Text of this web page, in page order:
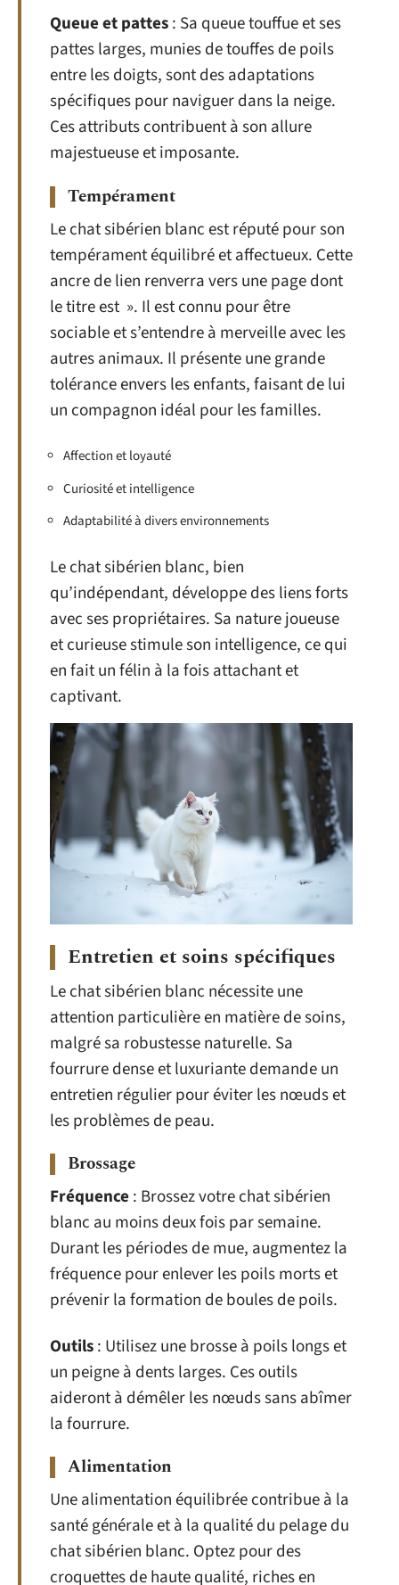
Queue et pattes: Sa queue touffue et ses
pattes larges, munies de touffes de poils
entre les doigts, sont des adaptations
spécifiques pour naviguer dans la neige.
Ces attributs contribuent à son allure
majestueuse et imposante.
Tempérament
Le chat sibérien blanc est réputé pour son
tempérament équilibré et affectueux. Cette
ancre de lien renverra vers une page dont
le titre est ». Il est connu pour être
sociable et s’entendre à merveille avec les
autres animaux. Il présente une grande
tolérance envers les enfants, faisant de lui
un compagnon idéal pour les familles.
Affection et loyauté
Curiosité et intelligence
Adaptabilité à divers environnements
Le chat sibérien blanc, bien
qu’indépendant, développe des liens forts
avec ses propriétaires. Sa nature joueuse
et curieuse stimule son intelligence, ce qui
en fait un félin à la fois attachant et
captivant.
Entretien et soins spécifiques
Le chat sibérien blanc nécessite une
attention particulière en matière de soins,
malgré sa robustesse naturelle. Sa
fourrure dense et luxuriante demande un
entretien régulier pour éviter les nœuds et
les problèmes de peau.
Brossage
Fréquence : Brossez votre chat sibérien
blanc au moins deux fois par semaine.
Durant les périodes de mue, augmentez la
fréquence pour enlever les poils morts et
prévenir la formation de boules de poils.
Outils: Utilisez une brosse à poils longs et
un peigne à dents larges. Ces outils
aideront à démêler les nœuds sans abîmer
la fourrure.
Alimentation
Une alimentation équilibrée contribue à la
santé générale et à la qualité du pelage du
chat sibérien blanc. Optez pour des
croquettes de haute qualité, riches en